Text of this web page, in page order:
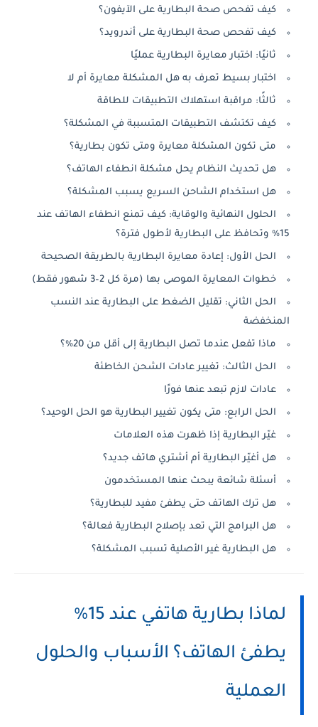
كيف تفحص صحة البطارية على الآيفون؟
كيف تفحص صحة البطارية على أندرويد؟
ثانيًا: اختبار معايرة البطارية عمليًا
اختبار بسيط تعرف به هل المشكلة معايرة أم لا
ثالثًا: مراقبة استهلاك التطبيقات للطاقة
كيف تكتشف التطبيقات المتسببة في المشكلة؟
متى تكون المشكلة معايرة ومتى تكون بطارية؟
هل تحديث النظام يحل مشكلة انطفاء الهاتف؟
هل استخدام الشاحن السريع يسبب المشكلة؟
الحلول النهائية والوقاية: كيف تمنع انطفاء الهاتف عند
15% وتحافظ على البطارية لأطول فترة؟
الحل الأول: إعادة معايرة البطارية بالطريقة الصحيحة
خطوات المعايرة الموصى بها (مرة كل 2–3 شهور فقط)
الحل الثاني: تقليل الضغط على البطارية عند النسب
المنخفضة
ماذا تفعل عندما تصل البطارية إلى أقل من 20%؟
الحل الثالث: تغيير عادات الشحن الخاطئة
عادات لازم تبعد عنها فورًا
الحل الرابع: متى يكون تغيير البطارية هو الحل الوحيد؟
غيّر البطارية إذا ظهرت هذه العلامات
هل أغيّر البطارية أم أشتري هاتف جديد؟
أسئلة شائعة يبحث عنها المستخدمون
هل ترك الهاتف حتى يطفئ مفيد للبطارية؟
هل البرامج التي تعد بإصلاح البطارية فعالة؟
هل البطارية غير الأصلية تسبب المشكلة؟
لماذا بطارية هاتفي عند 15%
يطفئ الهاتف؟ الأسباب والحلول
العملية